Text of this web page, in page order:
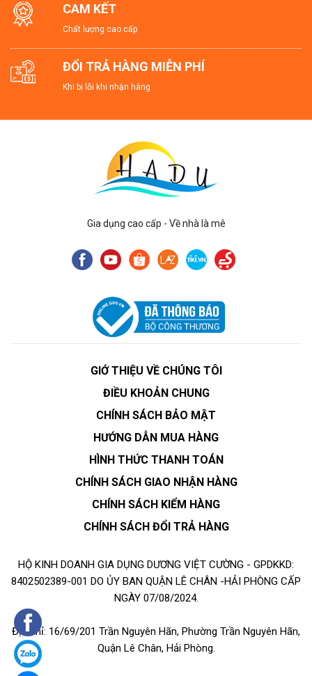
CAM KẾT
Chất lượng cao cấp
ĐỔI TRẢ HÀNG MIỄN PHÍ
Khi bị lỗi khi nhận hàng
Gia dụng cao cấp - Về nhà là mê
GIỚ THIỆU VỀ CHÚNG TÔI
ĐIỀU KHOẢN CHUNG
CHÍNH SÁCH BẢO MẬT
HƯỚNG DẪN MUA HÀNG
HÌNH THỨC THANH TOÁN
CHÍNH SÁCH GIAO NHẬN HÀNG
CHÍNH SÁCH KIỂM HÀNG
CHÍNH SÁCH ĐỔI TRẢ HÀNG
HỘ KINH DOANH GIA DỤNG DƯƠNG VIỆT CƯỜNG - GPDKKD:
8402502389-001 DO ỦY BAN QUẬN LÊ CHÂN -HẢI PHÒNG CẤP
NGÀY 07/08/2024.
Địa chỉ: 16/69/201 Trần Nguyên Hãn, Phường Trần Nguyên Hãn,
Quận Lê Chân, Hải Phòng.